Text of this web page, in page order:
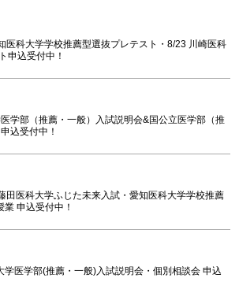
医科大学学校推薦型選抜プレテスト・8/23 川崎医科
申込受付中！
医学部（推薦・一般）入試説明会&国公立医学部（推
込受付中！
田医科大学ふじた未来入試・愛知医科大学学校推薦
申込受付中！
学医学部(推薦・一般)入試説明会・個別相談会 申込